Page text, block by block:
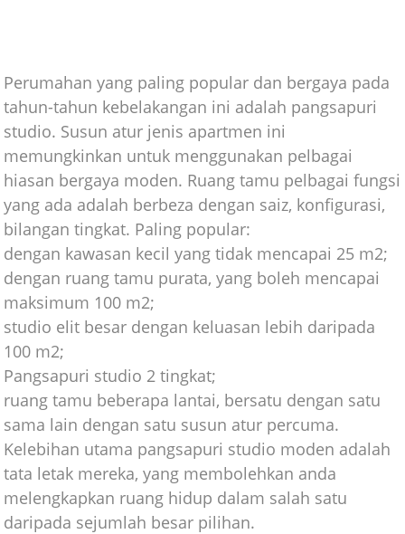
Perumahan yang paling popular dan bergaya pada
tahun-tahun kebelakangan ini adalah pangsapuri
studio. Susun atur jenis apartmen ini
memungkinkan untuk menggunakan pelbagai
hiasan bergaya moden. Ruang tamu pelbagai fungsi
yang ada adalah berbeza dengan saiz, konfigurasi,
bilangan tingkat. Paling popular:
dengan kawasan kecil yang tidak mencapai 25 m2;
dengan ruang tamu purata, yang boleh mencapai
maksimum 100 m2;
studio elit besar dengan keluasan lebih daripada
100 m2;
Pangsapuri studio 2 tingkat;
ruang tamu beberapa lantai, bersatu dengan satu
sama lain dengan satu susun atur percuma.
Kelebihan utama pangsapuri studio moden adalah
tata letak mereka, yang membolehkan anda
melengkapkan ruang hidup dalam salah satu
daripada sejumlah besar pilihan.